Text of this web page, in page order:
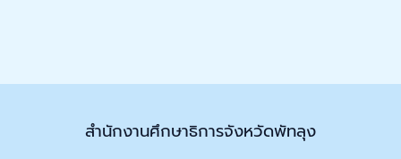
สำนักงานศึกษาธิการจังหวัดพัทลุง